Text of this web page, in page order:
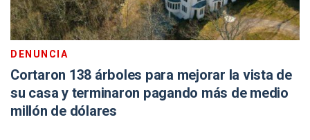
DENUNCIA
Cortaron 138 árboles para mejorar la vista de
su casa y terminaron pagando más de medio
millón de dólares